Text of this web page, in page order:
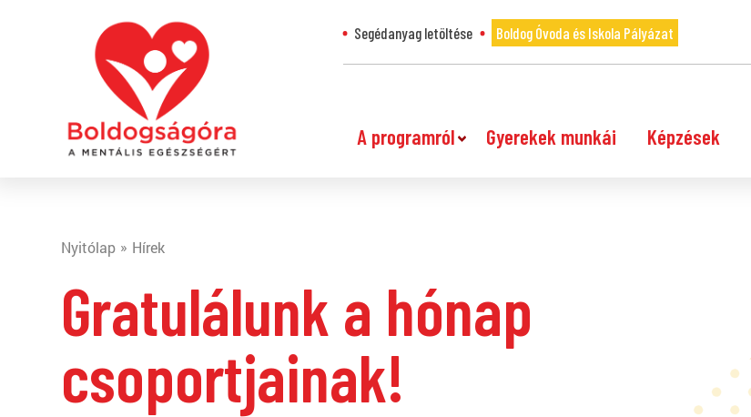
Segédanyag letöltése Boldog Óvoda és Iskola Pályázat
A programról Gyerekek munkái Képzések
Nyitólap Hírek
Gratulálunk a hónap
csoportjainak!